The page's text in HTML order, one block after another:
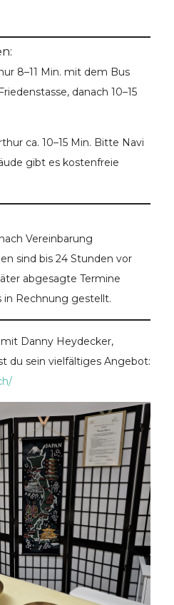
8–11 Min. mit dem Bus
danach 10–15
ca. 10–15 Min. Bitte Navi
gibt es kostenfreie
Vereinbarung
sind bis 24 Stunden vor
abgesagte Termine
in Rechnung gestellt.
Danny Heydecker,
du sein vielfältiges Angebot: